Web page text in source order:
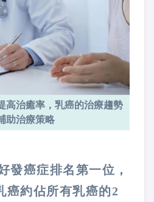
高治癒率，乳癌的治療趨勢
助治療策略
發癌症排名第一位，
癌約佔所有乳癌的2